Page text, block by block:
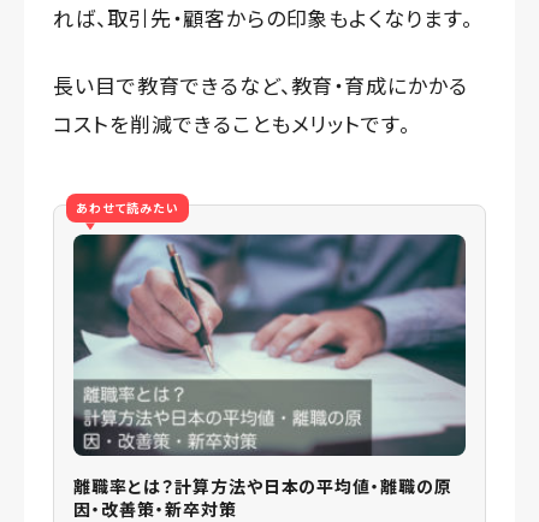
れば、取引先・顧客からの印象もよくなります。
長い目で教育できるなど、教育・育成にかかる
コストを削減できることもメリットです。
あわせて読みたい
離職率とは？計算方法や日本の平均値・離職の原
因・改善策・新卒対策